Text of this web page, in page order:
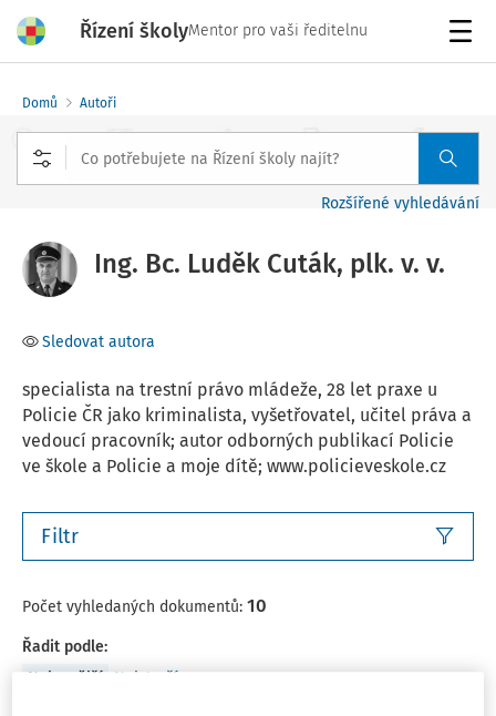
Řízení školyMentor pro vaši ředitelnu
Domů Autoři
Rozšířené vyhledávání
Ing. Bc. Luděk Cuták, plk. v. v.
Sledovat autora
specialista na trestní právo mládeže, 28 let praxe u
Policie ČR jako kriminalista, vyšetřovatel, učitel práva a
vedoucí pracovník; autor odborných publikací Policie
ve škole a Policie a moje dítě; www.policieveskole.cz
Filtr
Počet vyhledaných dokumentů: 10
Řadit podle:
Nejnovější
Nejstarší